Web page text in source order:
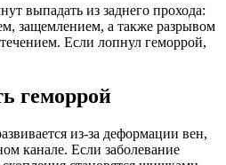
выпадать из заднего прохода:
защемлением, а также разрывом
Если лопнул геморрой,
геморрой
из-за деформации вен,
канале. Если заболевание